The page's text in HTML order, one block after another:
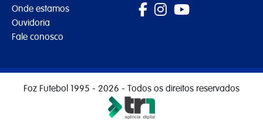
Onde estamos
Ouvidoria
Fale conosco
Foz Futebol 1995 - 2026 - Todos os direitos reservados